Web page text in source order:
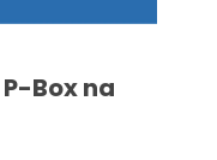
P-Box na